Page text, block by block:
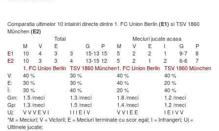
Comparatia ultimelor 10 intalniri directe dintre 1. FC Union Berlin (E1) si TSV 1860
München (E2)
Total
Meciuri jucate acasa
M
V E G P M V E I G
P
E1
10 4 3 3 15-13 15 5 2 2 1 9-7
8
E2
10 3 3 4 13-15 12 5 2 1 2 6-6
7
1. FC Union Berlin TSV 1860 München1. FC Union Berlin TSV 1860 München
V:
40 % 30 % 40 %
40 %
E:
30 % 30 % 40 %
20 %
Î:
30 % 40 % 20 %
40 %
Gm:
1.5 /meci 1.3 /meci 1.8 /meci
1.2 /meci
Gp:
1.3 /meci 1.5 /meci 1.4 /meci
1.2 /meci
Uj:
VVV EV I I I I E I V VV I E E I E I VV
*M = Meciuri; V = Victorii; E = Meciuri terminate cu scor egal; I = Infrangeri; Uj =
Ultimele jucate;